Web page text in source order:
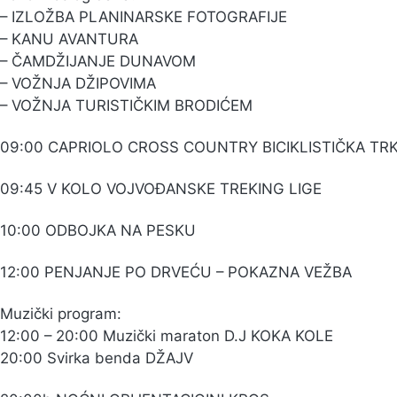
– IZLOŽBA PLANINARSKE FOTOGRAFIJE
– KANU AVANTURA
– ČAMDŽIJANJE DUNAVOM
– VOŽNJA DŽIPOVIMA
– VOŽNJA TURISTIČKIM BRODIĆEM
09:00 CAPRIOLO CROSS COUNTRY BICIKLISTIČKA
09:45 V KOLO VOJVOĐANSKE TREKING LIGE
10:00 ODBOJKA NA PESKU
12:00 PENJANJE PO DRVEĆU – POKAZNA VEŽBA
Muzički program:
12:00 – 20:00 Muzički maraton D.J KOKA KOLE
20:00 Svirka benda DŽAJV